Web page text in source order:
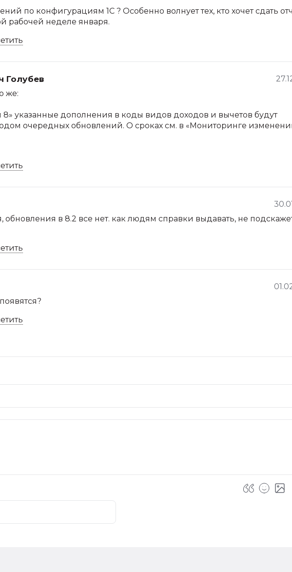
по конфигурациям 1С ? Особенно волнует тех, кто хочет сдать
рабочей неделе января.
Голубев
же:
указанные дополнения в коды видов доходов и вычетов будут
очередных обновлений. О сроках см. в «Мониторинге
обновления в 8.2 все нет. как людям справки выдавать, не